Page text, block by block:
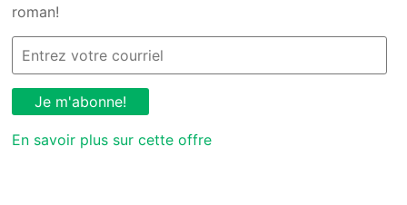
roman!
En savoir plus sur cette offre